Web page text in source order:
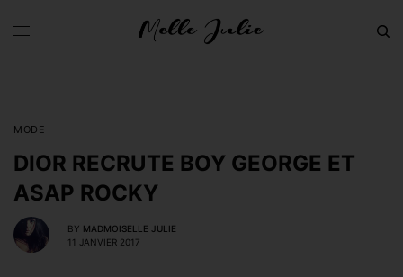
MODE
DIOR RECRUTE BOY GEORGE ET
ASAP ROCKY
BY MADMOISELLE JULIE
11 JANVIER 2017